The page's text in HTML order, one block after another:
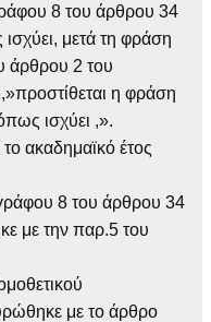
8 του άρθρου 34
μετά τη φράση
άρθρου 2 του
η φράση
ισχύει ,».
ακαδημαϊκό έτος
8 του άρθρου 34
με την παρ.5 του
με το άρθρο